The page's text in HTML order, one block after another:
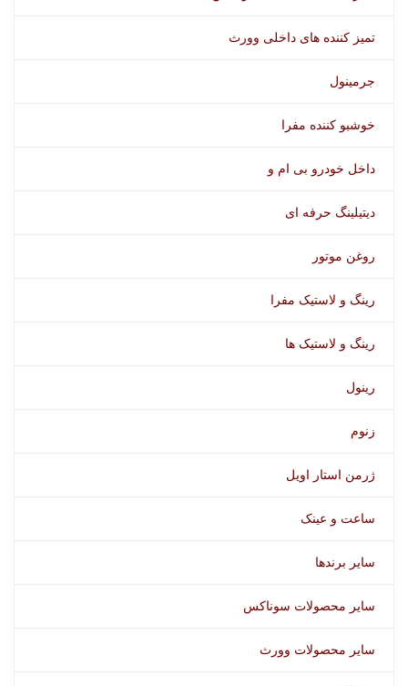
تمیز کننده های داخلی وورث
جرمینول
خوشبو کننده مفرا
داخل خودرو بی ام و
دیتیلینگ حرفه ای
روغن موتور
رینگ و لاستیک مفرا
رینگ و لاستیک ها
رینول
زنوم
ژرمن استار اویل
ساعت و عینک
سایر برندها
سایر محصولات سوناکس
سایر محصولات وورث